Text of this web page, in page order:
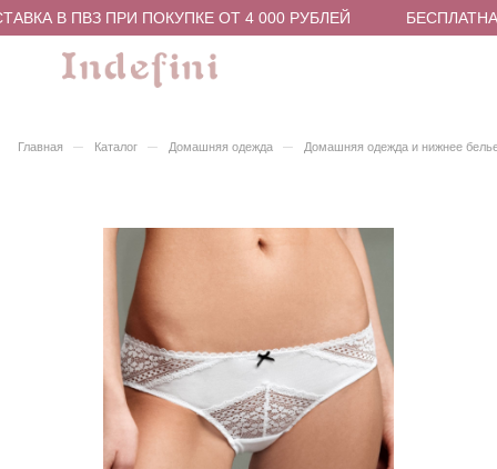
В ПВЗ ПРИ ПОКУПКЕ ОТ 4 000 РУБЛЕЙ
Главная – Каталог – Домашняя одежда – Домашняя одежда и нижнее